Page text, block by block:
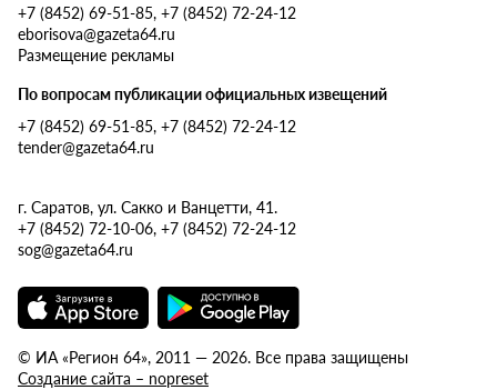
+7 (8452) 69-51-85, +7 (8452) 72-24-12
eborisova@gazeta64.ru
Размещение рекламы
По вопросам публикации официальных извещений
+7 (8452) 69-51-85, +7 (8452) 72-24-12
tender@gazeta64.ru
г. Саратов, ул. Сакко и Ванцетти, 41.
+7 (8452) 72-10-06, +7 (8452) 72-24-12
sog@gazeta64.ru
© ИА «Регион 64», 2011 — 2026. Все права защищены
Создание сайта – nopreset